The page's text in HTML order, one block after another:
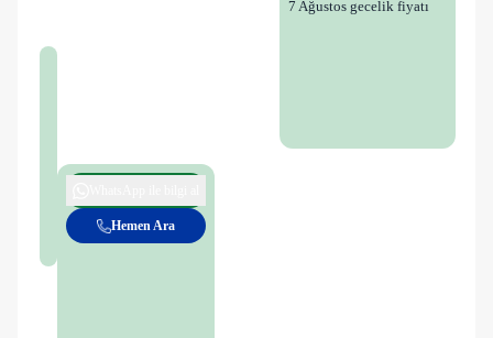
7 Ağustos gecelik fiyatı
Hemen Ara